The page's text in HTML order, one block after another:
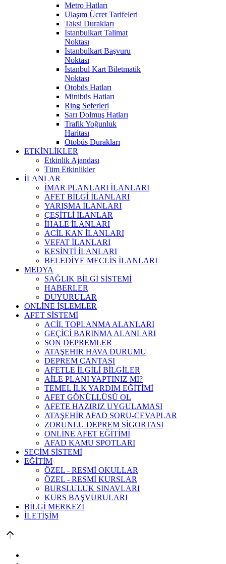
Metro Hatları
Ulaşım Ücret Tarifeleri
Taksi Durakları
İstanbulkart Talimat
Noktası
İstanbulkart Başvuru
Noktası
İstanbul Kart Biletmatik
Noktası
Otobüs Hatları
Minibüs Hatları
Ring Seferleri
Sarı Dolmuş Hatları
Trafik Yoğunluk
Haritası
Otobüs Durakları
ETKİNLİKLER
Etkinlik Ajandası
Tüm Etkinlikler
İLANLAR
İMAR PLANLARI İLANLARI
AFET BİLGİ İLANLARI
YARIŞMA İLANLARI
ÇEŞİTLİ İLANLAR
İHALE İLANLARI
ACİL KAN İLANLARI
VEFAT İLANLARI
KESİNTİ İLANLARI
BELEDİYE MECLİS İLANLARI
MEDYA
SAĞLIK BİLGİ SİSTEMİ
HABERLER
DUYURULAR
ONLİNE İŞLEMLER
AFET SİSTEMİ
ACİL TOPLANMA ALANLARI
GEÇİCİ BARINMA ALANLARI
SON DEPREMLER
ATAŞEHİR HAVA DURUMU
DEPREM ÇANTASI
AFETLE İLGİLİ BİLGİLER
AİLE PLANI YAPTINIZ MI?
TEMEL İLK YARDIM EĞİTİMİ
AFET GÖNÜLLÜSÜ OL
AFETE HAZIRIZ UYGULAMASI
ATAŞEHİR AFAD SORU-CEVAPLAR
ZORUNLU DEPREM SİGORTASI
ONLİNE AFET EĞİTİMİ
AFAD KAMU SPOTLARI
SEÇİM SİSTEMİ
EĞİTİM
ÖZEL - RESMİ OKULLAR
ÖZEL - RESMİ KURSLAR
BURSLULUK SINAVLARI
KURS BAŞVURULARI
BİLGİ MERKEZİ
İLETİŞİM